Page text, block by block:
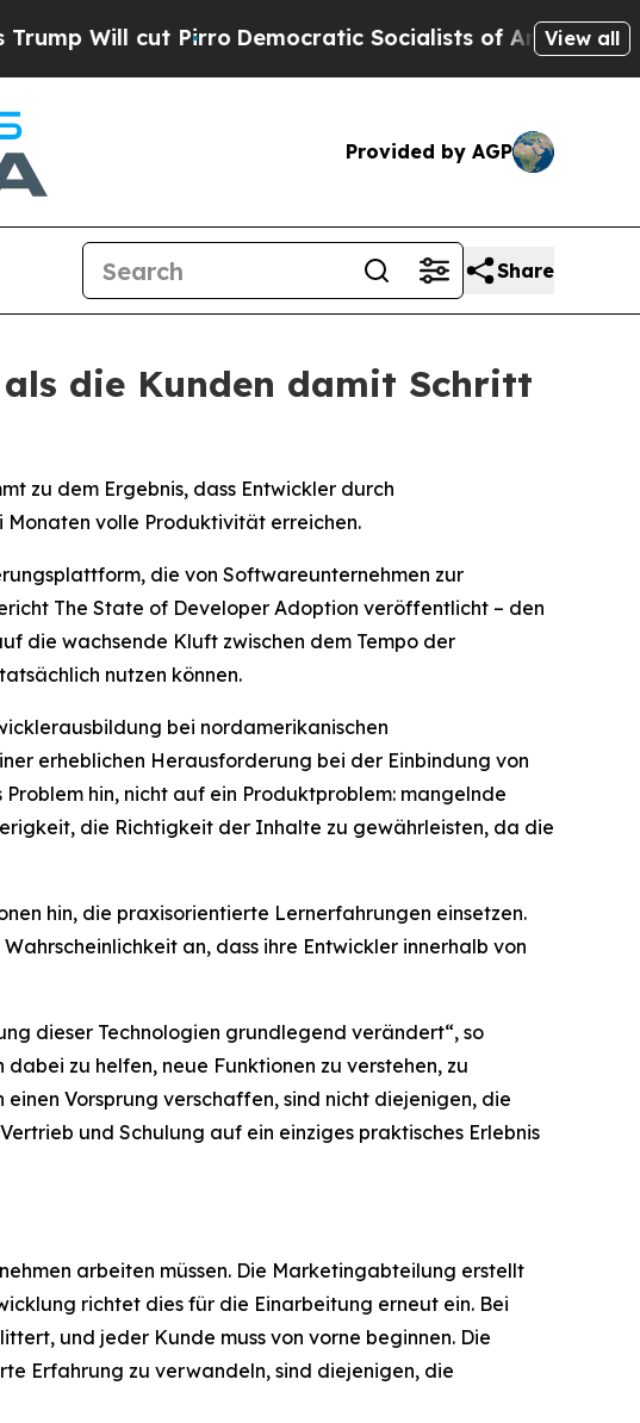
cut PirroDemocratic Socialists of America Propose
View all
Provided by AGP
Share
die Kunden damit Schritt
zu dem Ergebnis, dass Entwickler durch
Monaten volle Produktivität erreichen.
die von Softwareunternehmen zur
The State of Developer Adoption veröffentlicht – den
die wachsende Kluft zwischen dem Tempo der
nutzen können.
bei nordamerikanischen
erheblichen Herausforderung bei der Einbindung von
hin, nicht auf ein Produktproblem: mangelnde
die Richtigkeit der Inhalte zu gewährleisten, da die
hin, die praxisorientierte Lernerfahrungen einsetzen.
an, dass ihre Entwickler innerhalb von
dieser Technologien grundlegend verändert“, so
zu helfen, neue Funktionen zu verstehen, zu
Vorsprung verschaffen, sind nicht diejenigen, die
und Schulung auf ein einziges praktisches Erlebnis
arbeiten müssen. Die Marketingabteilung erstellt
richtet dies für die Einarbeitung erneut ein. Bei
und jeder Kunde muss von vorne beginnen. Die
Erfahrung zu verwandeln, sind diejenigen, die